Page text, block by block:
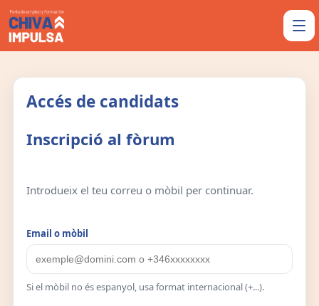
Accés de candidats
Inscripció al fòrum
Introdueix el teu correu o mòbil per continuar.
Email o mòbil
Si el mòbil no és espanyol, usa format internacional (+...).